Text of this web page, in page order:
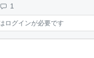
1
ログインが必要です